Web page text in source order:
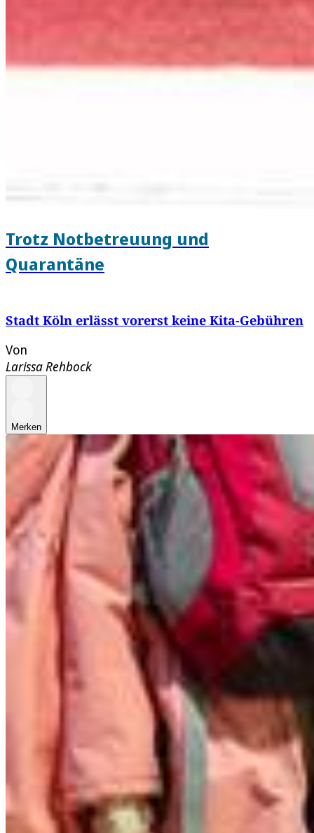
Trotz Notbetreuung und
Quarantäne
Stadt Köln erlässt vorerst keine Kita-Gebühren
Von
Larissa Rehbock
Merken